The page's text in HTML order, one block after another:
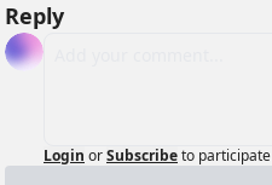
Reply
Login orSubscribeto participate